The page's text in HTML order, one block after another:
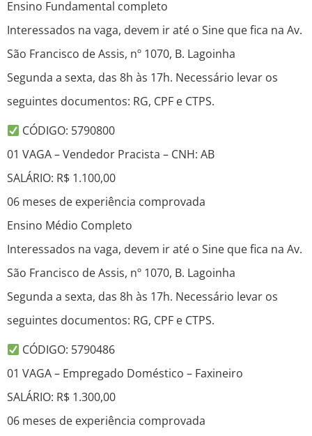
Ensino Fundamental completo
Interessados na vaga, devem ir até o Sine que fica na Av.
São Francisco de Assis, nº 1070, B. Lagoinha
Segunda a sexta, das 8h às 17h. Necessário levar os
seguintes documentos: RG, CPF e CTPS.
CÓDIGO: 5790800
01 VAGA – Vendedor Pracista – CNH: AB
SALÁRIO: R$ 1.100,00
06 meses de experiência comprovada
Ensino Médio Completo
Interessados na vaga, devem ir até o Sine que fica na Av.
São Francisco de Assis, nº 1070, B. Lagoinha
Segunda a sexta, das 8h às 17h. Necessário levar os
seguintes documentos: RG, CPF e CTPS.
CÓDIGO: 5790486
01 VAGA – Empregado Doméstico – Faxineiro
SALÁRIO: R$ 1.300,00
06 meses de experiência comprovada